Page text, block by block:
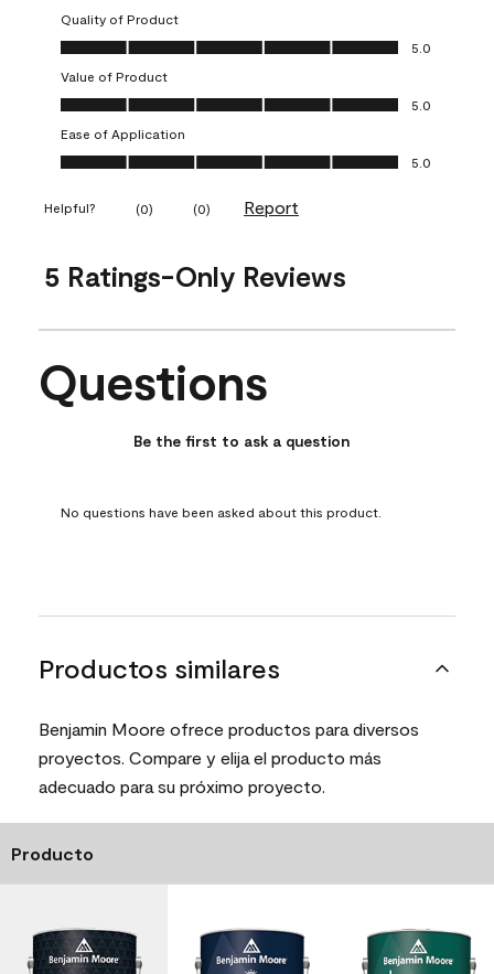
Quality of Product
Quality of Product, 5.0 out of 5
5.0
Value of Product
Value of Product, 5.0 out of 5
5.0
Ease of Application
Ease of Application, 5.0 out of 5
5.0
Helpful? (0) (0) Report
5 Ratings-Only Reviews
No questions have been asked about this product.
Questions
Be the first to ask a question
No questions have been asked about this product.
Productos similares
Benjamin Moore ofrece productos para diversos
proyectos. Compare y elija el producto más
adecuado para su próximo proyecto.
Producto